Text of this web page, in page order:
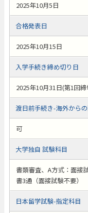
2025年10月5日
合格発表日
2025年10月15日
入学手続き締め切り日
2025年10月31日(第1回
渡日前手続き-海外から
可
大学独自 試験科目
書類審査、A方式：面接
書3通（面接試験不要）
日本留学試験-指定科目